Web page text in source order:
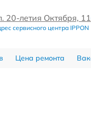
20-летия Октября, 11
сервисного центра IPPON
Цена ремонта